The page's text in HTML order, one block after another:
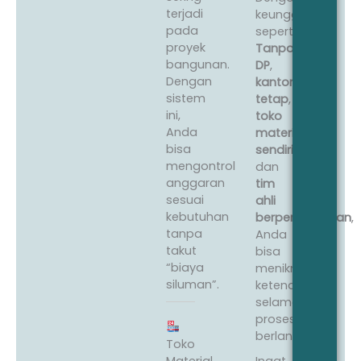
terjadi
pada
proyek
bangunan.
Dengan
sistem
ini,
Anda
bisa
mengontrol
anggaran
sesuai
kebutuhan
tanpa
takut
“biaya
siluman”.
Toko
keunggulan
seperti
Tanpa
DP,
kantor
tetap,
toko
material
sendiri
dan
tim
ahli
berpengalaman,
Anda
bisa
menikmati
ketenangan
selama
proses
berlangsung.